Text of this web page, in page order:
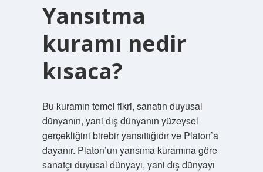
Yansıtma
kuramı nedir
kısaca?
Bu kuramın temel fikri, sanatın duyusal
dünyanın, yani dış dünyanın yüzeysel
gerçekliğini birebir yansıttığıdır ve Platon’a
dayanır. Platon’un yansıma kuramına göre
sanatçı duyusal dünyayı, yani dış dünyayı